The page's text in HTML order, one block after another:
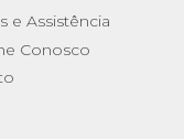
e Assistência
Conosco